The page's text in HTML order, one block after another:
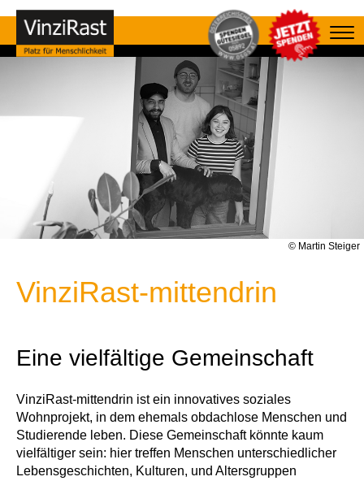
© Martin Steiger
VinziRast-mittendrin
Eine vielfältige Gemeinschaft
VinziRast-mittendrin ist ein innovatives soziales
Wohnprojekt, in dem ehemals obdachlose Menschen und
Studierende leben. Diese Gemeinschaft könnte kaum
vielfältiger sein: hier treffen Menschen unterschiedlicher
Lebensgeschichten, Kulturen, und Altersgruppen